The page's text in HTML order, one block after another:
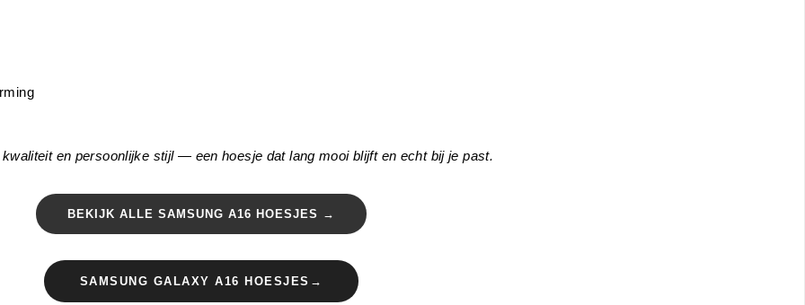
en persoonlijke stijl — een hoesje dat lang mooi blijft en echt bij je past.
BEKIJK ALLE SAMSUNG A16 HOESJES →
SAMSUNG GALAXY A16 HOESJES→